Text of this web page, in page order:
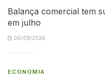
Balança comercial tem
em julho
06/08/2026
ECONOMIA